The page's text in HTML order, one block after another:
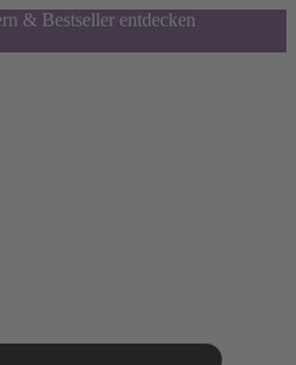
& Bestseller entdecken